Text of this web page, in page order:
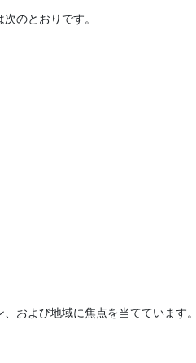
のとおりです。
および地域に焦点を当てています